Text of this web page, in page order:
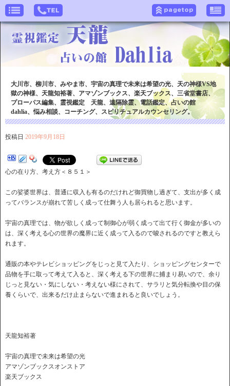
大川市、柳川市、みやま市、宇宙の真理で未来は希望の光、天の神様VS地
獄の神様、天龍知裕著、アマゾンブックス、楽天ブックス、三省堂書店、
プローパス編集、霊視鑑定 天龍、遠隔除霊、電話鑑定、占いの館
dahlia、悩み相談、コーチング、スピリチュアルカウンセリング。
投稿日 2019年9月18日
心の在り方、考え方＜８５１＞
この娑婆世界は、普通に収入も有るのだけれど御買物し過ぎて、支出が多く成
ってバランスが崩れて苦しく成って仕舞う人も居られると思います。
宇宙の真理では、物が欲しく成って制御心が弱く成って出て行く御金が多いの
は、深く考える心の世界の魔界に近く成って入るので唆されるのですと教えら
れます。
通販の本やテレビショッピングをじっと見て入たり、ショッピングセンターで
品物を手に取って考えて入ると、深く考える下の世界に捕まり易いので、余り
じっと見ない・気にしない・考えない様にされて、サラリと気分転換や目の保
養くらいで、出来るだけ止まらないで進まれると良いでしょう。
天龍知裕著
宇宙の真理で未来は希望の光
アマゾンブックスオンストア
楽天ブックス